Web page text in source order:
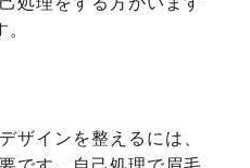
ザインを整えるには、